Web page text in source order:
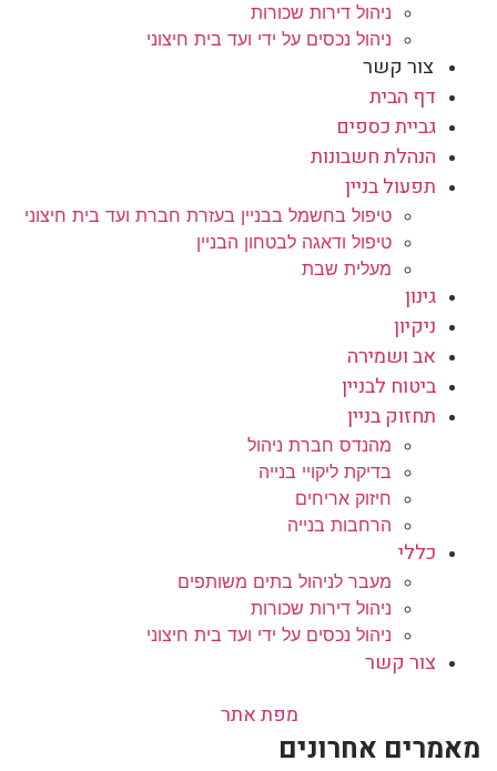
ניהול דירות שכורות
ניהול נכסים על ידי ועד בית חיצוני
צור קשר
דף הבית
גביית כספים
הנהלת חשבונות
תפעול בניין
טיפול בחשמל בבניין בעזרת חברת ועד בית חיצוני
טיפול ודאגה לבטחון הבניין
מעלית שבת
גינון
ניקיון
אב ושמירה
ביטוח לבניין
תחזוק בניין
מהנדס חברת ניהול
בדיקת ליקויי בנייה
חיזוק אריחים
הרחבות בנייה
כללי
מעבר לניהול בתים משותפים
ניהול דירות שכורות
ניהול נכסים על ידי ועד בית חיצוני
צור קשר
מפת אתר
מאמרים אחרונים